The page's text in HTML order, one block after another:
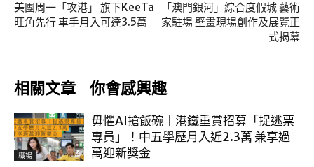
美團周一「攻港」 旗下KeeTa
旺角先行 車手月入可達3.5萬
「澳門銀河」綜合度假城 藝術
家駐場 壁畫現場創作及展覽正
式揭幕
相關文章 你會感興趣
職場
毋懼AI搶飯碗｜港鐵重賞招募「捉逃票
專員」！中五學歷月入近2.3萬 兼享過
萬迎新獎金